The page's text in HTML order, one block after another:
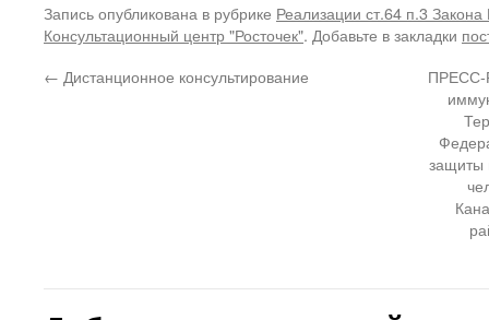
Запись опубликована в рубрике Реализации ст.64 п.3
Консультационный центр "Росточек". Добавьте в закладки
← Дистанционное консультирование
ПРЕСС-
защиты